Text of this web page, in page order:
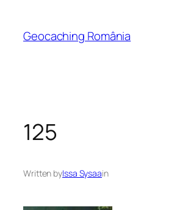
content
Geocaching România
125
Written byIssa Sysaain